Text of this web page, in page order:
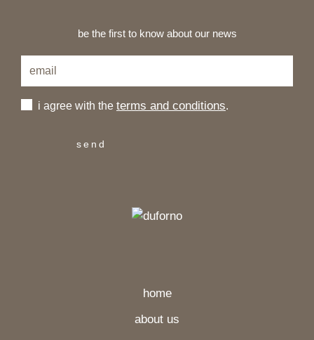
be the first to know about our news
i agree with the terms and conditions.
home
about us